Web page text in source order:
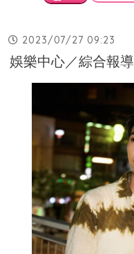
2023/07/27 09:23
娛樂中心／綜合報導